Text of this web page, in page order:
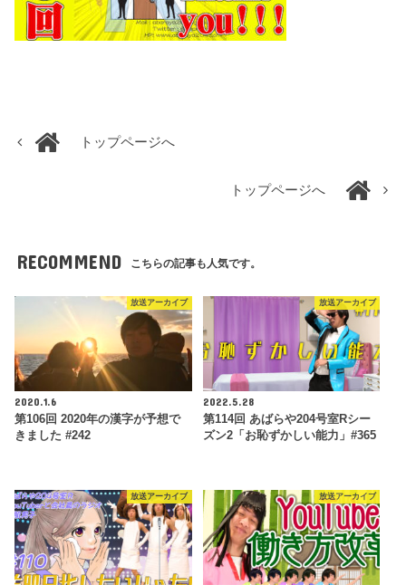
トップページへ
トップページへ
RECOMMEND こちらの記事も人気です。
放送アーカイブ
2020.1.6
第106回 2020年の漢字が予想で
きました #242
放送アーカイブ
2022.5.28
第114回 あばらや204号室Rシー
ズン2「お恥ずかしい能力」#365
放送アーカイブ 放送アーカイブ